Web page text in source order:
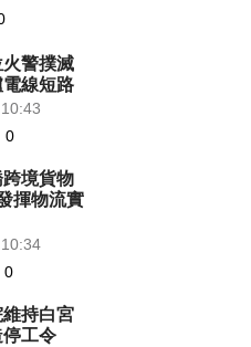
警撲滅
線短路
0
境貨物
揮物流實
0
持白宮
工令